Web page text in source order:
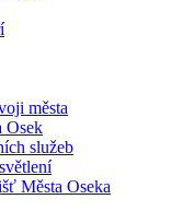
města
Osek
služeb
Města Oseka